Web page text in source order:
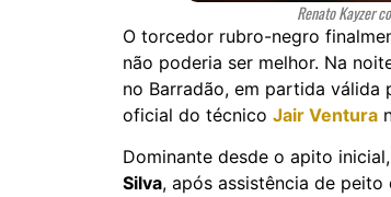
Renato Kayzer
O torcedor rubro-negro
não poderia ser melhor. Na
no Barradão, em partida válida
oficial do técnico Jair Ventura
Dominante desde o apito
Silva, após assistência de peito